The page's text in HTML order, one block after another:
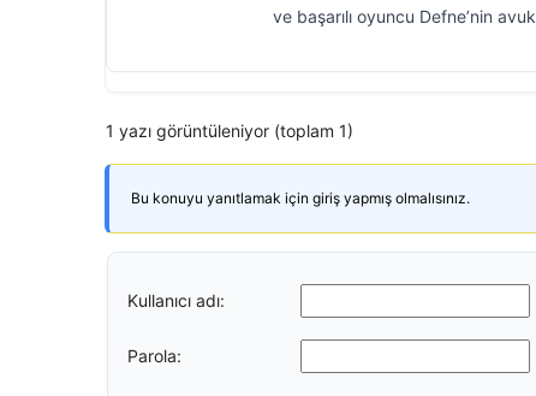
ve başarılı oyuncu Defne’nin
1 yazı görüntüleniyor (toplam 1)
Bu konuyu yanıtlamak için giriş yapmış olmalısınız.
Kullanıcı adı:
Parola: